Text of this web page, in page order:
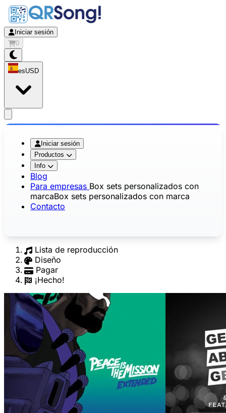
Iniciar sesión
0
esUSD
Iniciar sesión
Productos
Info
Blog
Para empresas Box sets personalizados con
marcaBox sets personalizados con marca
Contacto
Lista de reproducción
Diseño
Pagar
¡Hecho!